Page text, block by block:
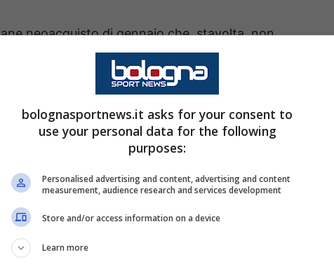
neoacquisto di gennaio che, stavolta, non
istinto ma, anzi, in coppia con Heggem,
una prova accorta e fisicamente risolutiva.
una morsa tremendamente efficace su
match, poi una bella prestazione in sinergia
aggressioni alte alla copertura delle spalle.
spazi Heggem che non concede spazio in
bolognasportnews.it asks for your consent to
use your personal data for the following
purposes:
Personalised advertising and content, advertising and content
measurement, audience research and services development
Store and/or access information on a device
Learn more